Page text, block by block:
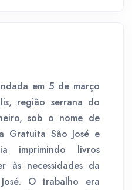
em 5 de março
região serrana do
sob o nome de
Gratuita São José e
imprimindo livros
às necessidades da
O trabalho era